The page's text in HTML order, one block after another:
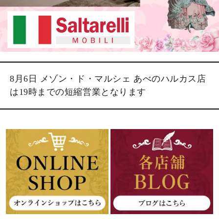
8月6日 メゾン・ド・マルシェ あべのハルカス店
は19時までの短縮営業となります